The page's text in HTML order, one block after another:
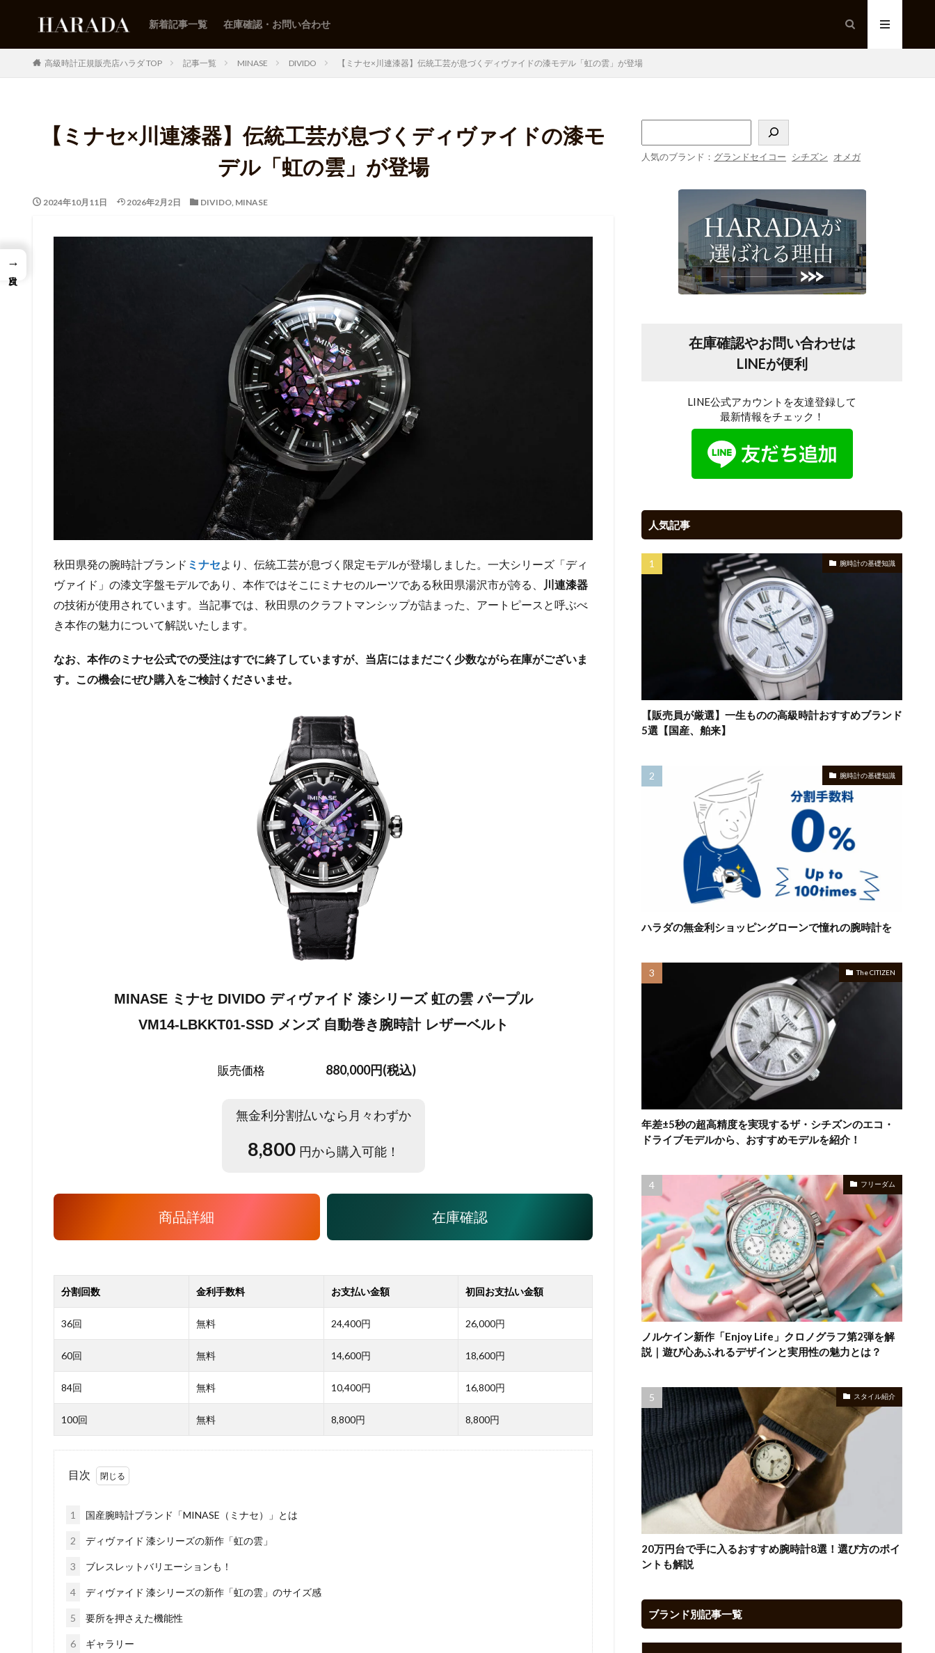
新着記事一覧 在庫確認・お問い合わせ
高級時計正規販売店ハラダ TOP 記事一覧 MINASE DIVIDO 【ミナセ×川連漆器】伝統工芸が息づくディヴァイドの漆モデル「虹の雲」が登場
【ミナセ×川連漆器】伝統工芸が息づくディヴァイドの漆モ
デル「虹の雲」が登場
2024年10月11日 2026年2月2日 DIVIDO, MINASE
秋田県発の腕時計ブランド ミナセより、伝統工芸が息づく限定モデルが登場しました。一大シリーズ「ディ
ヴァイド」の漆文字盤モデルであり、本作ではそこにミナセのルーツである秋田県湯沢市が誇る、
川連漆器
の技術が使用されています。当記事では、秋田県のクラフトマンシップが詰まった、アートピースと呼ぶべ
き本作の魅力について解説いたします。
なお、本作のミナセ公式での受注はすでに終了していますが、当店にはまだごく少数ながら在庫がございま
す。この機会にぜひ購入をご検討くださいませ。
MINASE ミナセ DIVIDO ディヴァイド 漆シリーズ 虹の雲 パープル
VM14-LBKKT01-SSD メンズ 自動巻き腕時計 レザーベルト
販売価格 880,000円(税込)
無金利分割払いなら月々わずか
8,800 円から購入可能！
商品詳細 在庫確認
24,400 26,000
14,600 18,600
10,400 16,800
8,800 8,800
目次
1 国産腕時計ブランド「MINASE（ミナセ）」とは
2 ディヴァイド 漆シリーズの新作「虹の雲」
3 ブレスレットバリエーションも！
4 ディヴァイド 漆シリーズの新作「虹の雲」のサイズ感
5 要所を押さえた機能性
6 ギャラリー
人気のブランド： グランドセイコー シチズン オメガ
在庫確認やお問い合わせは
LINEが便利
LINE公式アカウントを友達登録して
最新情報をチェック！
人気記事
腕時計の基礎知識
【販売員が厳選】一生ものの高級時計おすすめブランド
5選【国産、舶来】
腕時計の基礎知識
ハラダの無金利ショッピングローンで憧れの腕時計を
The CITIZEN
年差±5秒の超高精度を実現するザ・シチズンのエコ・
ドライブモデルから、おすすめモデルを紹介！
フリーダム
ノルケイン新作「Enjoy Life」クロノグラフ第2弾を解
説｜遊び心あふれるデザインと実用性の魅力とは？
スタイル紹介
20万円台で手に入るおすすめ腕時計8選！選び方のポイ
ントも解説
ブランド別記事一覧
→